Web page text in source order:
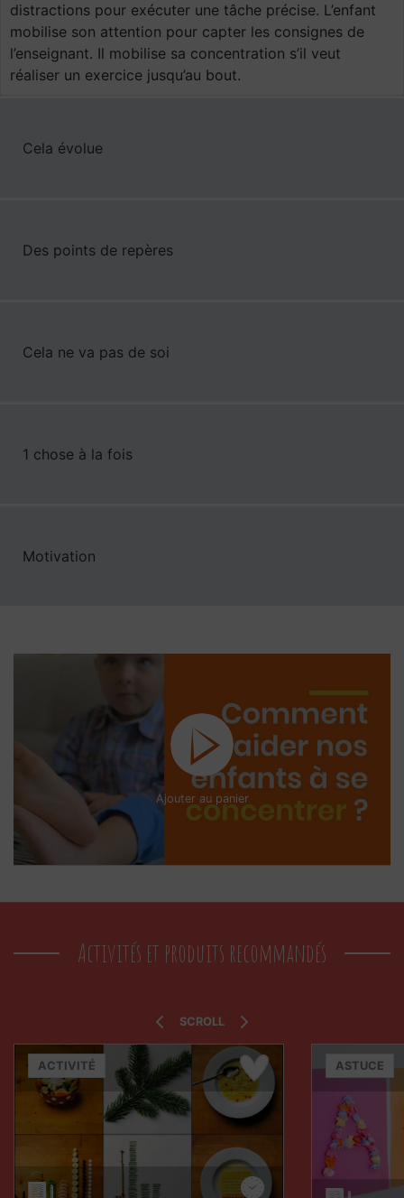
distractions pour exécuter une tâche précise. L’enfant
mobilise son attention pour capter les consignes de
l’enseignant. Il mobilise sa concentration s’il veut
réaliser un exercice jusqu’au bout.
Cela évolue
Des points de repères
Cela ne va pas de soi
1 chose à la fois
Motivation
Ajouter au panier
Activités et produits recommandés
SCROLL
ACTIVITÉ ASTUCE